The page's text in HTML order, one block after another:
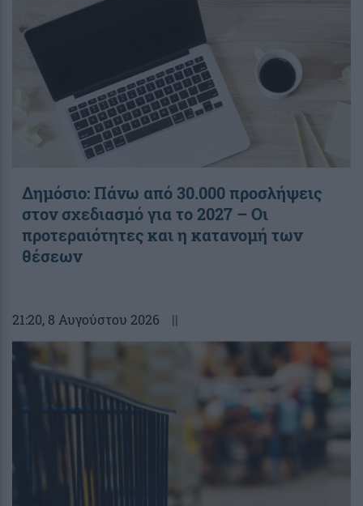
Δημόσιο: Πάνω από 30.000 προσλήψεις
στον σχεδιασμό για το 2027 – Οι
προτεραιότητες και η κατανομή των
θέσεων
21:20, 8 Αυγούστου 2026 ||